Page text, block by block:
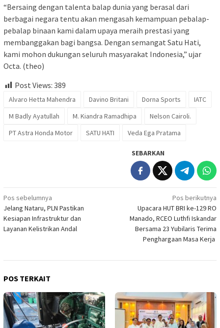
“Bersaing dengan talenta balap dunia yang berasal dari
berbagai negara tentu akan mengasah kemampuan pebalap-
pebalap binaan kami dalam upaya meraih prestasi yang
membanggakan bagi bangsa. Dengan semangat Satu Hati,
kami mohon dukungan seluruh masyarakat Indonesia,” ujar
Octa. (theo)
Post Views: 389
Alvaro Hetta Mahendra Davino Britani Dorna Sports
IATC
M Badly Ayatullah
M. Kiandra Ramadhipa
Nelson Cairoli.
PT Astra Honda Motor
SATU HATI Veda Ega Pratama
SEBARKAN
Navigasi
pos
Pos sebelumnya
Jelang Nataru, PLN Pastikan
Kesiapan Infrastruktur dan
Layanan Kelistrikan Andal
Pos berikutnya
Upacara HUT BRI ke-129 RO
Manado, RCEO Luthfi Iskandar
Bersama 23 Yubilaris Terima
Penghargaan Masa Kerja
POS TERKAIT